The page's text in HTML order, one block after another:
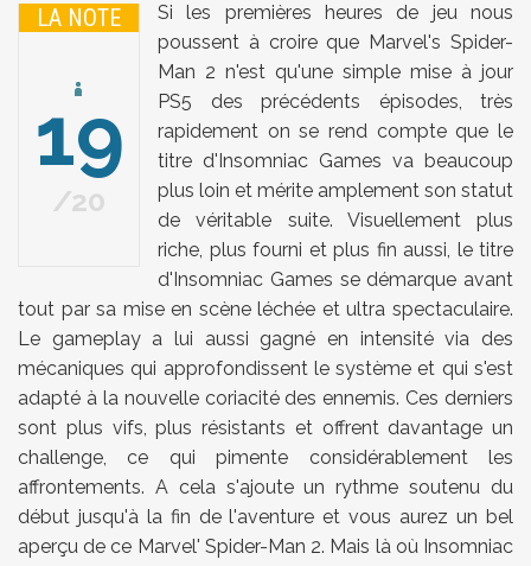
LA NOTE
19
20
Si les premières heures de jeu nous
poussent à croire que Marvel's Spider-
Man 2 n'est qu'une simple mise à jour
PS5 des précédents épisodes, très
rapidement on se rend compte que le
titre d'Insomniac Games va beaucoup
plus loin et mérite amplement son statut
de véritable suite. Visuellement plus
riche, plus fourni et plus fin aussi, le titre
d'Insomniac Games se démarque avant
tout par sa mise en scène léchée et ultra spectaculaire.
Le gameplay a lui aussi gagné en intensité via des
mécaniques qui approfondissent le système et qui s'est
adapté à la nouvelle coriacité des ennemis. Ces derniers
sont plus vifs, plus résistants et offrent davantage un
challenge, ce qui pimente considérablement les
affrontements. A cela s'ajoute un rythme soutenu du
début jusqu'à la fin de l'aventure et vous aurez un bel
aperçu de ce Marvel' Spider-Man 2. Mais là où Insomniac